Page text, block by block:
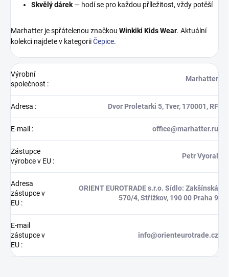
Skvělý dárek — hodí se pro každou příležitost, vždy potěší
Marhatter je spřátelenou značkou Winkiki Kids Wear. Aktuální
kolekci najdete v kategoriiČepice.
Výrobní
společnost :
Marhatter
Adresa : Dvor Proletarki 5, Tver, 170001, RF
E-mail : office@marhatter.ru
Zástupce
výrobce v EU :
Petr Vyoral
Adresa
zástupce v
EU :
ORIENT EUROTRADE s.r.o. Sídlo: Zakšínská
570/4, Střížkov, 190 00 Praha 9
E-mail
zástupce v
EU :
info@orienteurotrade.cz